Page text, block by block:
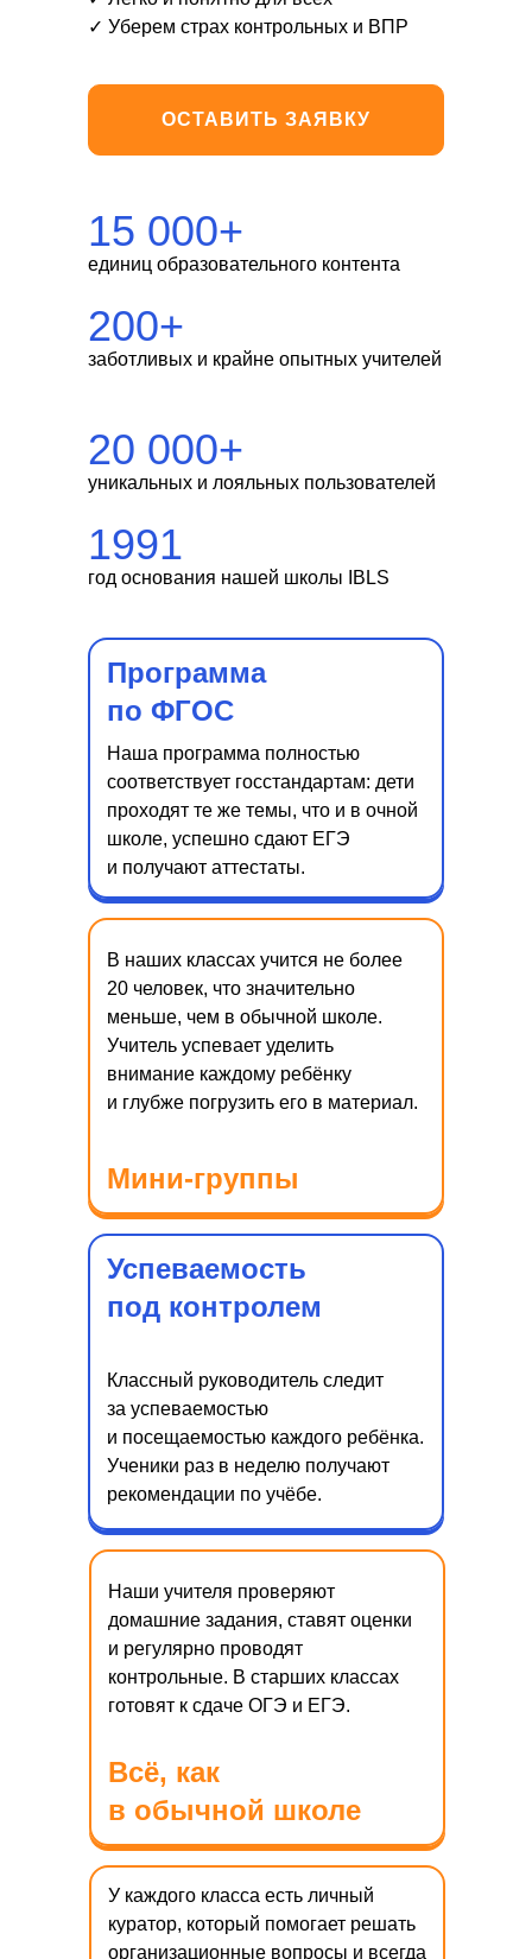
✓ Уберем страх контрольных и ВПР
ОСТАВИТЬ ЗАЯВКУ
15 000+
единиц образовательного контента
200+
заботливых и крайне опытных учителей
20 000+
уникальных и лояльных пользователей
1991
год основания нашей школы IBLS
Программа
по ФГОС
Наша программа полностью
соответствует госстандартам: дети
проходят те же темы, что и в очной
школе, успешно сдают ЕГЭ
и получают аттестаты.
Мини-группы
В наших классах учится не более
20 человек, что значительно
меньше, чем в обычной школе.
Учитель успевает уделить
внимание каждому ребёнку
и глубже погрузить его в материал.
Всё, как
в обычной школе
Наши учителя проверяют
домашние задания, ставят оценки
и регулярно проводят
контрольные. В старших классах
готовят к сдаче ОГЭ и ЕГЭ.
Успеваемость
под контролем
Классный руководитель следит
за успеваемостью
и посещаемостью каждого ребёнка.
Ученики раз в неделю получают
рекомендации по учёбе.
Онлайн-обучение
У каждого класса есть личный
куратор, который помогает решать
организационные вопросы и всегда